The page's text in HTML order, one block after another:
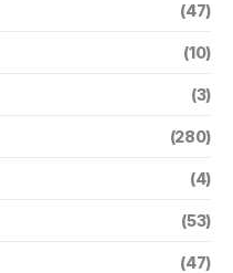
(47)
(10)
(3)
(280)
(4)
(53)
(47)